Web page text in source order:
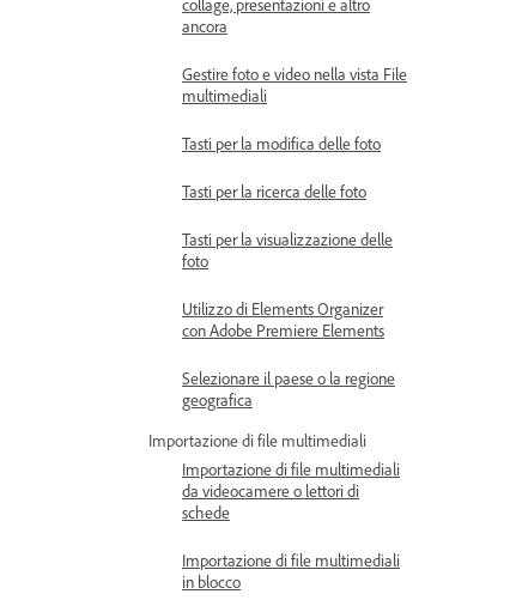
collage, presentazioni e altro
ancora
Gestire foto e video nella vista File
multimediali
Tasti per la modifica delle foto
Tasti per la ricerca delle foto
Tasti per la visualizzazione delle
foto
Utilizzo di Elements Organizer
con Adobe Premiere Elements
Selezionare il paese o la regione
geografica
Importazione di file multimediali
Importazione di file multimediali
da videocamere o lettori di
schede
Importazione di file multimediali
in blocco